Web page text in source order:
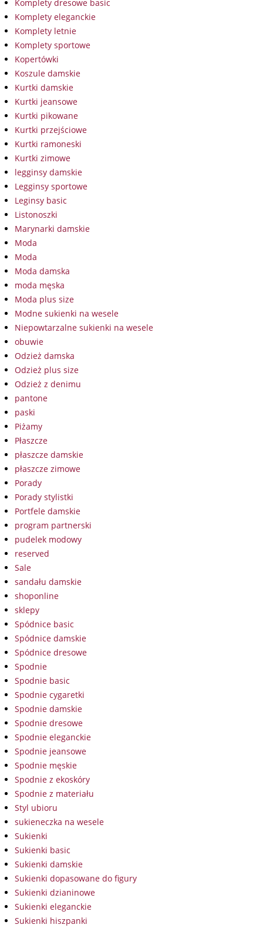
Komplety dresowe basic
Komplety eleganckie
Komplety letnie
Komplety sportowe
Kopertówki
Koszule damskie
Kurtki damskie
Kurtki jeansowe
Kurtki pikowane
Kurtki przejściowe
Kurtki ramoneski
Kurtki zimowe
legginsy damskie
Legginsy sportowe
Leginsy basic
Listonoszki
Marynarki damskie
Moda
Moda
Moda damska
moda męska
Moda plus size
Modne sukienki na wesele
Niepowtarzalne sukienki na wesele
obuwie
Odzież damska
Odzież plus size
Odzież z denimu
pantone
paski
Piżamy
Płaszcze
płaszcze damskie
płaszcze zimowe
Porady
Porady stylistki
Portfele damskie
program partnerski
pudelek modowy
reserved
Sale
sandału damskie
shoponline
sklepy
Spódnice basic
Spódnice damskie
Spódnice dresowe
Spodnie
Spodnie basic
Spodnie cygaretki
Spodnie damskie
Spodnie dresowe
Spodnie eleganckie
Spodnie jeansowe
Spodnie męskie
Spodnie z ekoskóry
Spodnie z materiału
Styl ubioru
sukieneczka na wesele
Sukienki
Sukienki basic
Sukienki damskie
Sukienki dopasowane do figury
Sukienki dzianinowe
Sukienki eleganckie
Sukienki hiszpanki